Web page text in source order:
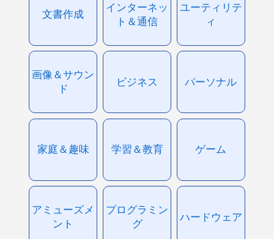
文書作成
インターネッ
ト＆通信
ユーティリテ
ィ
画像＆サウン
ド
ビジネス パーソナル
家庭＆趣味 学習＆教育 ゲーム
アミューズメ
ント
プログラミン
グ
ハードウェア